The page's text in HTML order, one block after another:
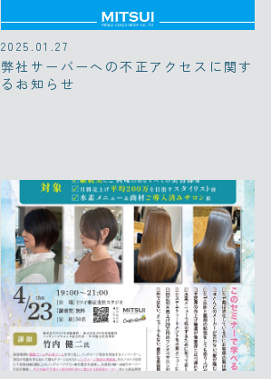
2025.01.27
弊社サーバーへの不正アクセスに関す
るお知らせ